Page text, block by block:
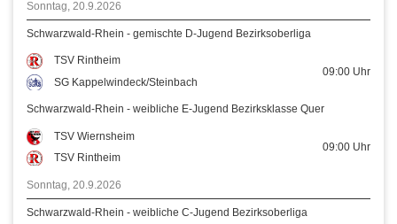
Sonntag, 20.9.2026
Schwarzwald-Rhein - gemischte D-Jugend Bezirksoberliga
TSV Rintheim
SG Kappelwindeck/Steinbach
09:00 Uhr
Schwarzwald-Rhein - weibliche E-Jugend Bezirksklasse Quer
TSV Wiernsheim
TSV Rintheim
09:00 Uhr
Sonntag, 20.9.2026
Schwarzwald-Rhein - weibliche C-Jugend Bezirksoberliga